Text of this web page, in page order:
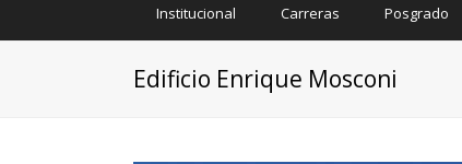
Institucional Carreras Posgrado
Edificio Enrique Mosconi